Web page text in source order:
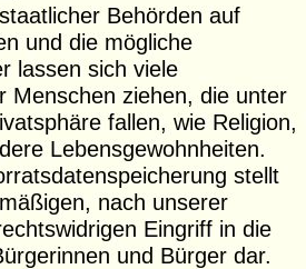
Behörden auf
und die mögliche
lassen sich viele
Menschen ziehen, die unter
fallen, wie Religion,
Lebensgewohnheiten.
stellt
nach unserer
Eingriff in die
und Bürger dar.